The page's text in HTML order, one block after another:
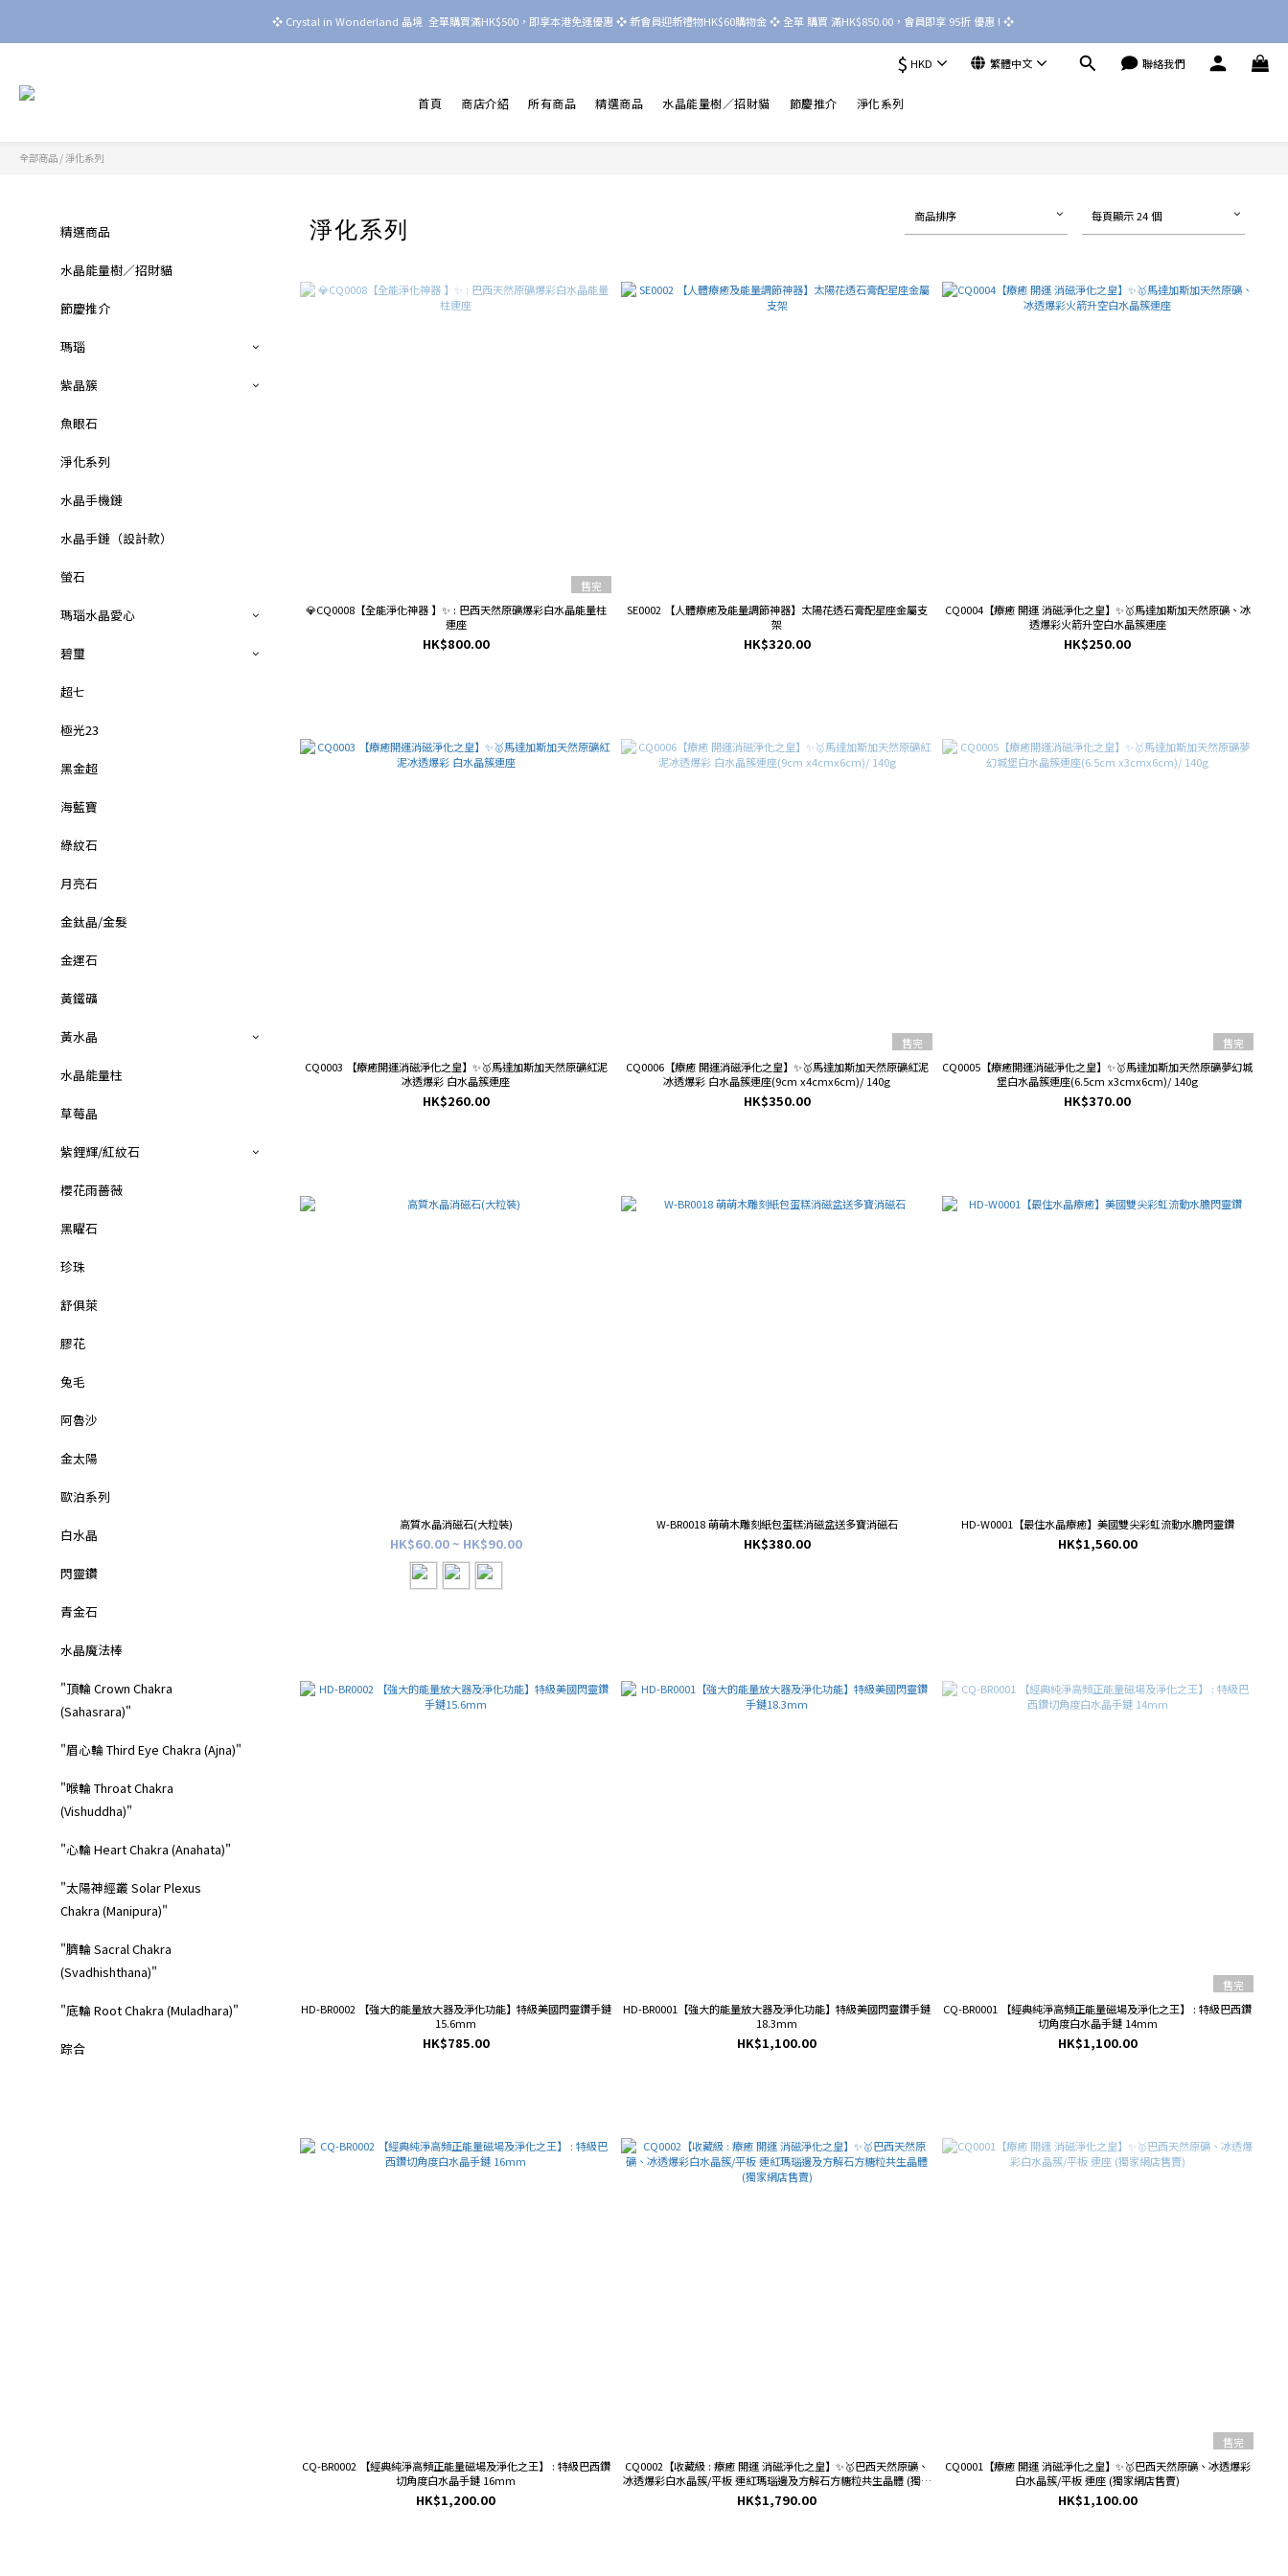
❖ Crystal in Wonderland 晶境  全單購買滿HK$500，即享本港免運優惠 ❖ 新會員迎新禮物HK$60購物金 ❖ 全單 購買 滿HK$850.00，會員即享 95折 優惠 ! ❖
$ HKD 繁體中文 聯絡我們
首頁 商店介紹 所有商品 精選商品 水晶能量樹／招財貓 節慶推介 淨化系列
全部商品 /淨化系列
精選商品
水晶能量樹／招財貓
節慶推介
瑪瑙
紫晶簇
魚眼石
淨化系列
水晶手機鏈
水晶手鏈（設計款）
螢石
瑪瑙水晶愛心
碧璽
超七
極光23
黑金超
海藍寶
綠紋石
月亮石
金鈦晶/金髮
金運石
黃鐵礦
黃水晶
水晶能量柱
草莓晶
紫鋰輝/紅紋石
櫻花雨薔薇
黑矅石
珍珠
舒俱萊
膠花
兔毛
阿魯沙
金太陽
歐泊系列
白水晶
閃靈鑽
青金石
水晶魔法棒
"頂輪 Crown Chakra
(Sahasrara)"
"眉心輪 Third Eye Chakra (Ajna)"
"喉輪 Throat Chakra
(Vishuddha)"
"心輪 Heart Chakra (Anahata)"
"太陽神經叢 Solar Plexus
Chakra (Manipura)"
"臍輪 Sacral Chakra
(Svadhishthana)"
"底輪 Root Chakra (Muladhara)"
踪合
淨化系列 商品排序 每頁顯示 24 個
售完
💎CQ0008【全能淨化神器 】✨ : 巴西天然原礦爆彩白水晶能量柱
連座
HK$800.00
SE0002 【人體療癒及能量調節神器】太陽花透石膏配星座金屬支
架
HK$320.00
CQ0004【療癒 開運 消磁淨化之皇】✨🥇馬達加斯加天然原礦、冰
透爆彩火箭升空白水晶簇連座
HK$250.00
CQ0003 【療癒開運消磁淨化之皇】✨🥇馬達加斯加天然原礦紅泥
冰透爆彩 白水晶簇連座
HK$260.00
售完
CQ0006【療癒 開運消磁淨化之皇】✨🥇馬達加斯加天然原礦紅泥
冰透爆彩 白水晶簇連座(9cm x4cmx6cm)/ 140g
HK$350.00
售完
CQ0005【療癒開運消磁淨化之皇】✨🥇馬達加斯加天然原礦夢幻城
堡白水晶簇連座(6.5cm x3cmx6cm)/ 140g
HK$370.00
高質水晶消磁石(大粒裝)
HK$60.00 ~ HK$90.00
W-BR0018 萌萌木雕刻紙包蛋糕消磁盆送多寶消磁石
HK$380.00
HD-W0001【最住水晶療癒】美國雙尖彩虹流動水膽閃靈鑽
HK$1,560.00
HD-BR0002 【強大的能量放大器及淨化功能】特級美國閃靈鑽手鏈
15.6mm
HK$785.00
HD-BR0001【強大的能量放大器及淨化功能】特級美國閃靈鑽手鏈
18.3mm
HK$1,100.00
售完
CQ-BR0001 【經典純淨高頻正能量磁場及淨化之王】 : 特級巴西鑽
切角度白水晶手鏈 14mm
HK$1,100.00
CQ-BR0002 【經典純淨高頻正能量磁場及淨化之王】 : 特級巴西鑽
切角度白水晶手鏈 16mm
HK$1,200.00
CQ0002【收藏級 : 療癒 開運 消磁淨化之皇】✨🥇巴西天然原礦、
冰透爆彩白水晶簇/平板 連紅瑪瑙邊及方解石方糖粒共生晶體 (獨家
網店售賣)
HK$1,790.00
售完
CQ0001【療癒 開運 消磁淨化之皇】✨🥇巴西天然原礦、冰透爆彩
白水晶簇/平板 連座 (獨家網店售賣)
HK$1,100.00